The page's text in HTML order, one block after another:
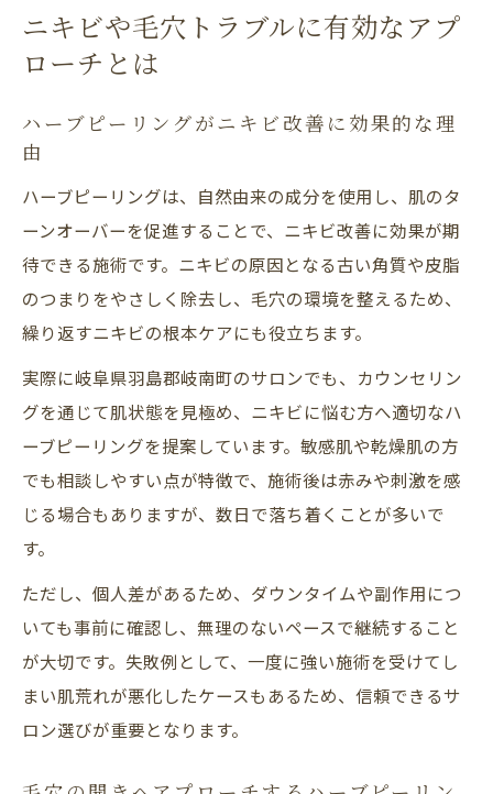
ニキビや毛穴トラブルに有効なアプ
ローチとは
ハーブピーリングがニキビ改善に効果的な理
由
ハーブピーリングは、自然由来の成分を使用し、肌のタ
ーンオーバーを促進することで、ニキビ改善に効果が期
待できる施術です。ニキビの原因となる古い角質や皮脂
のつまりをやさしく除去し、毛穴の環境を整えるため、
繰り返すニキビの根本ケアにも役立ちます。
実際に岐阜県羽島郡岐南町のサロンでも、カウンセリン
グを通じて肌状態を見極め、ニキビに悩む方へ適切なハ
ーブピーリングを提案しています。敏感肌や乾燥肌の方
でも相談しやすい点が特徴で、施術後は赤みや刺激を感
じる場合もありますが、数日で落ち着くことが多いで
す。
ただし、個人差があるため、ダウンタイムや副作用につ
いても事前に確認し、無理のないペースで継続すること
が大切です。失敗例として、一度に強い施術を受けてし
まい肌荒れが悪化したケースもあるため、信頼できるサ
ロン選びが重要となります。